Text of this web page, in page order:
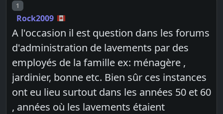
Post number
1
Rock2009
A l'occasion il est question dans les forums
d'administration de lavements par des
employés de la famille ex: ménagère ,
jardinier, bonne etc. Bien sûr ces instances
ont eu lieu surtout dans les années 50 et 60
, années où les lavements étaient